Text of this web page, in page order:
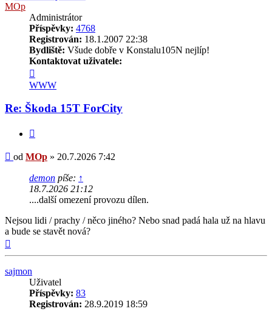
MOp
Administrátor
Příspěvky: 4768
Registrován: 18.1.2007 22:38
Bydliště: Všude dobře v Konstalu105N nejlíp!
Kontaktovat uživatele:
uživatele
MOp
WWW
Re: Škoda 15T ForCity
Příspěvek
od MOp » 20.7.2026 7:42
demon píše: ↑
18.7.2026 21:12
....další omezení provozu dílen.
Nejsou lidi / prachy / něco jiného? Nebo snad padá hala už na hlavu
a bude se stavět nová?
sajmon
Uživatel
Příspěvky: 83
Registrován: 28.9.2019 18:59